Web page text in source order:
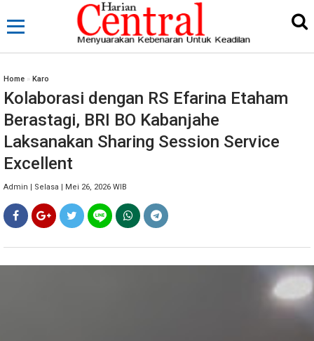
Home » Karo
Kolaborasi dengan RS Efarina Etaham
Berastagi, BRI BO Kabanjahe
Laksanakan Sharing Session Service
Excellent
Admin | Selasa | Mei 26, 2026 WIB